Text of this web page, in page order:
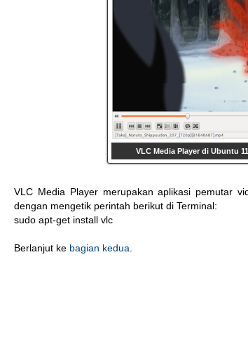
VLC Media Player di Ubuntu
VLC Media Player merupakan aplikasi pemutar
dengan mengetik perintah berikut di Terminal:
sudo apt-get install vlc
Berlanjut ke bagian kedua